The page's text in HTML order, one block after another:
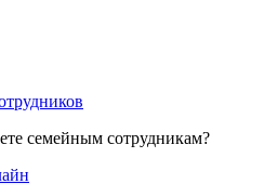
семейным сотрудникам?